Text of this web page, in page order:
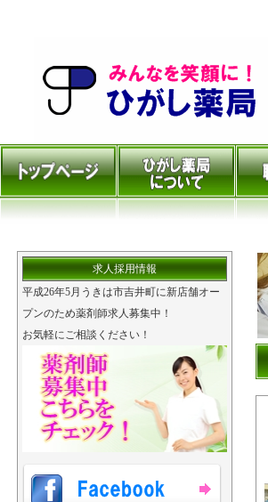
求人採用情報
平成26年5月うきは市吉井町に新店舗オー
プンのため薬剤師求人募集中！
お気軽にご相談ください！